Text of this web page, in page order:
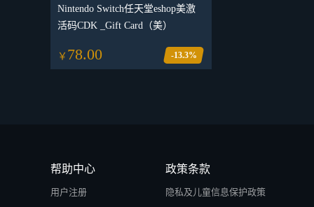
Nintendo Switch任天堂eshop美激
活码CDK _Gift Card（美）
￥ 78.00 -13.3%
帮助中心
用户注册
政策条款
隐私及儿童信息保护政策